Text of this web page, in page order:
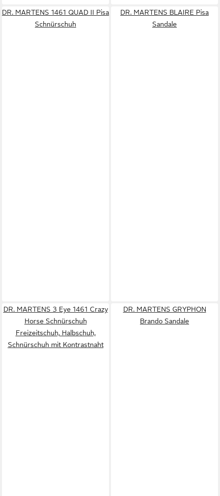
DR. MARTENS 1461 QUAD II Pisa
Schnürschuh
DR. MARTENS BLAIRE Pisa
Sandale
DR. MARTENS 3 Eye 1461 Crazy
Horse Schnürschuh
Freizeitschuh, Halbschuh,
Schnürschuh mit Kontrastnaht
DR. MARTENS GRYPHON
Brando Sandale